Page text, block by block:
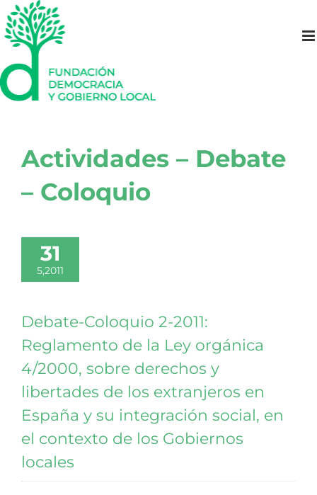
Saltar
al
contenido
Actividades – Debate
– Coloquio
31
5,2011
Debate-Coloquio 2-2011:
Reglamento de la Ley orgánica
4/2000, sobre derechos y
libertades de los extranjeros en
España y su integración social, en
el contexto de los Gobiernos
locales